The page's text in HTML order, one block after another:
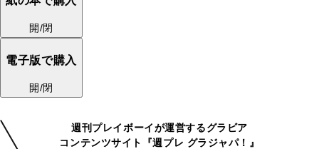
開/閉
電子版で購入
開/閉
週刊プレイボーイが運営するグラビア
コンテンツサイト『週プレ グラジャパ！』